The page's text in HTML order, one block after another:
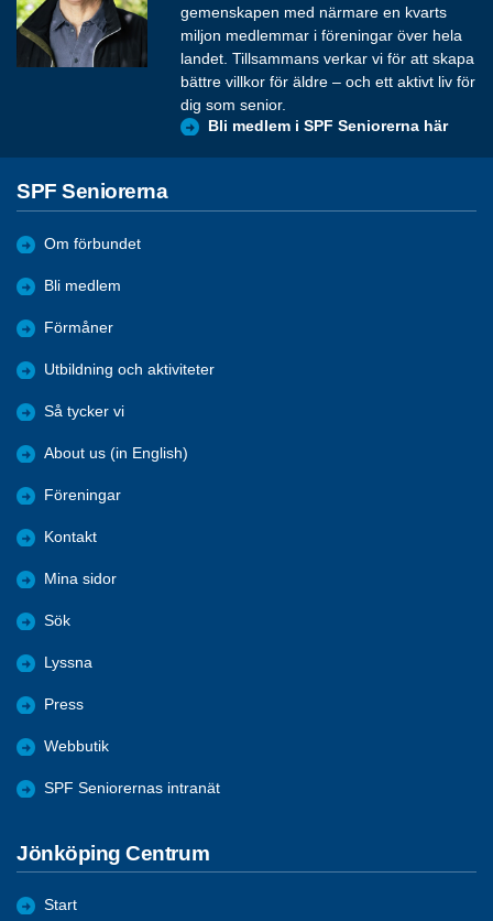
gemenskapen med närmare en kvarts
miljon medlemmar i föreningar över hela
landet. Tillsammans verkar vi för att skapa
bättre villkor för äldre – och ett aktivt liv för
dig som senior.
Bli medlem i SPF Seniorerna här
SPF Seniorerna
Om förbundet
Bli medlem
Förmåner
Utbildning och aktiviteter
Så tycker vi
About us (in English)
Föreningar
Kontakt
Mina sidor
Sök
Lyssna
Press
Webbutik
SPF Seniorernas intranät
Jönköping Centrum
Start